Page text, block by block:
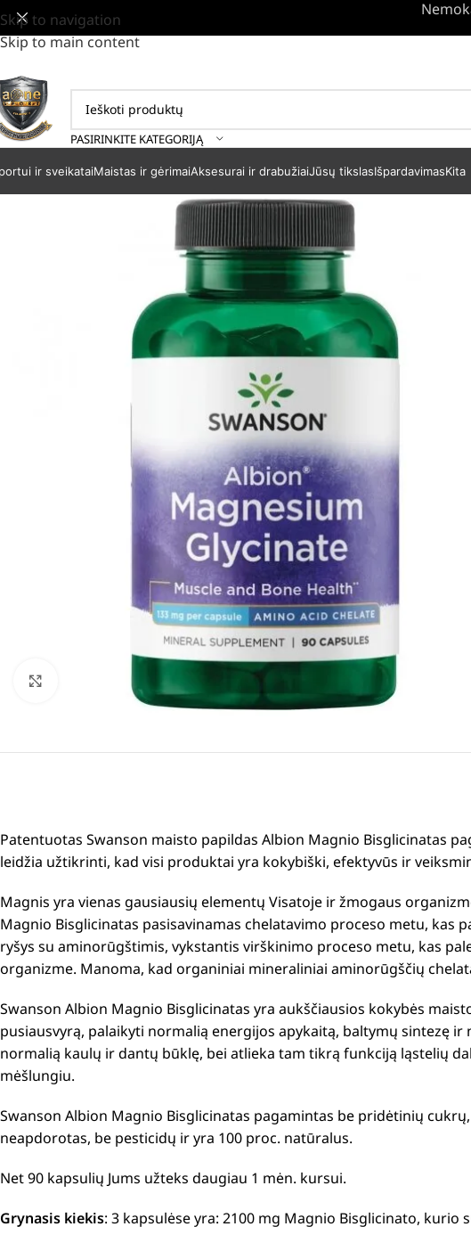
Skip to navigation
Skip to main content
PASIRINKITE KATEGORIJĄ
ir sveikataiMaistas ir gėrimaiAksesurai ir drabužiaiJūsų tikslasIšpardavimasKita
Patentuotas Swanson maisto papildas Albion Magnio Bisglicinatas
leidžia užtikrinti, kad visi produktai yra kokybiški, efektyvūs ir
Magnis yra vienas gausiausių elementų Visatoje ir žmogaus
Magnio Bisglicinatas pasisavinamas chelatavimo proceso metu,
ryšys su aminorūgštimis, vykstantis virškinimo proceso metu, kas
organizme. Manoma, kad organiniai mineraliniai aminorūgščių
Swanson Albion Magnio Bisglicinatas yra aukščiausios kokybės
pusiausvyrą, palaikyti normalią energijos apykaitą, baltymų sintezę
normalią kaulų ir dantų būklę, bei atlieka tam tikrą funkciją ląstelių
mėšlungiu.
Swanson Albion Magnio Bisglicinatas pagamintas be pridėtinių
neapdorotas, be pesticidų ir yra 100 proc. natūralus.
Net 90 kapsulių Jums užteks daugiau 1 mėn. kursui.
Grynasis kiekis: 3 kapsulėse yra: 2100 mg Magnio Bisglicinato, kurio